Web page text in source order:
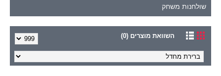
שולחנות משחק
השוואת מוצרים (0)